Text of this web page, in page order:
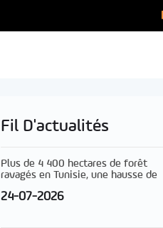
Fil D'actualités
Plus de 4 400 hectares de forêt
ravagés en Tunisie, une hausse de
24-07-2026